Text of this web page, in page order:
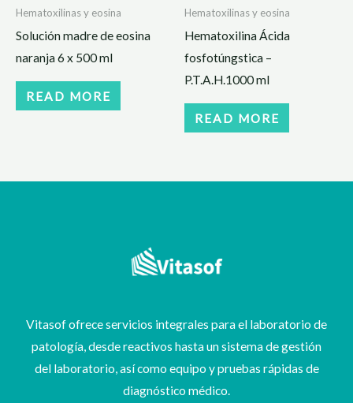
Hematoxilinas y eosina
Solución madre de eosina
naranja 6 x 500 ml
READ MORE
Hematoxilinas y eosina
Hematoxilina Ácida
fosfotúngstica –
P.T.A.H.1000 ml
READ MORE
Vitasof ofrece servicios integrales para el laboratorio de
patología, desde reactivos hasta un sistema de gestión
del laboratorio, así como equipo y pruebas rápidas de
diagnóstico médico.